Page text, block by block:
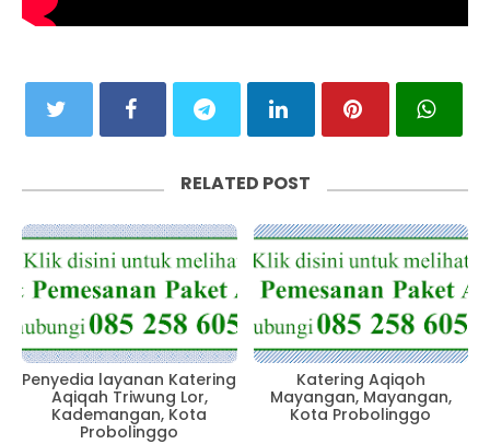
RELATED POST
Penyedia layanan Katering
Aqiqah Triwung Lor,
Kademangan, Kota
Probolinggo
Katering Aqiqoh
Mayangan, Mayangan,
Kota Probolinggo